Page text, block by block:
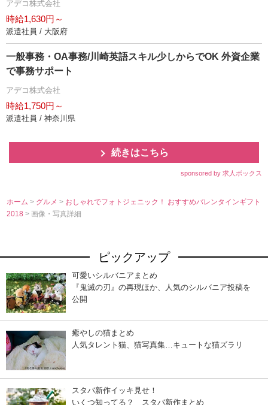
アデコ株式会社
時給1,630円～
派遣社員 / 大阪府
一般事務・OA事務/川崎英語スキル少しからでOK 外資企業
で事務サポート
アデコ株式会社
時給1,750円～
派遣社員 / 神奈川県
続きはこちら
sponsored by 求人ボックス
ホーム > グルメ> おしゃれでフォトジェニック！ おすすめバレンタインギフト
2018> 画像・写真詳細
ピックアップ
可愛いシルバニアまとめ
『鬼滅の刃』の再現ほか、人気のシルバニア投稿を
公開
癒やしの猫まとめ
人気タレント猫、猫写真集…キュートな猫ズラリ
スタバ新作イッキ見せ！
いくつ知ってる？ スタバ新作まとめ